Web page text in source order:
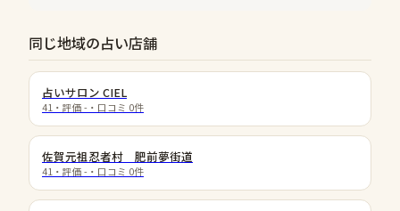
同じ地域の占い店舗
占いサロン CIEL
41 ・評価 - ・口コミ 0件
佐賀元祖忍者村 肥前夢街道
41 ・評価 - ・口コミ 0件